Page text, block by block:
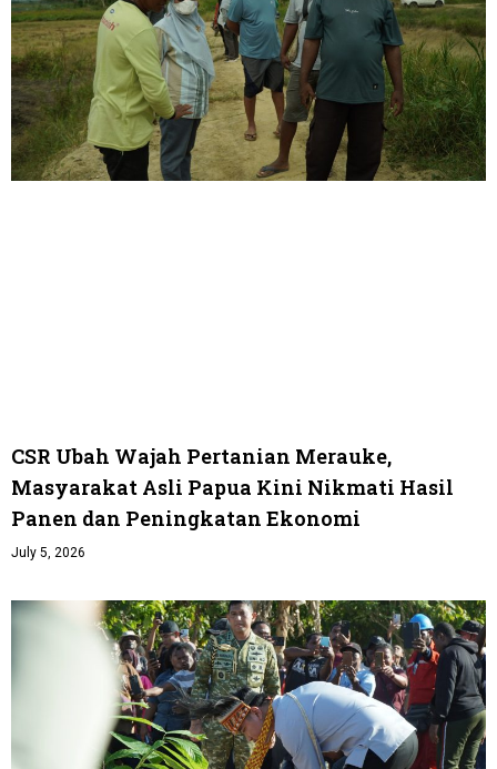
CSR Ubah Wajah Pertanian Merauke,
Masyarakat Asli Papua Kini Nikmati Hasil
Panen dan Peningkatan Ekonomi
July 5, 2026